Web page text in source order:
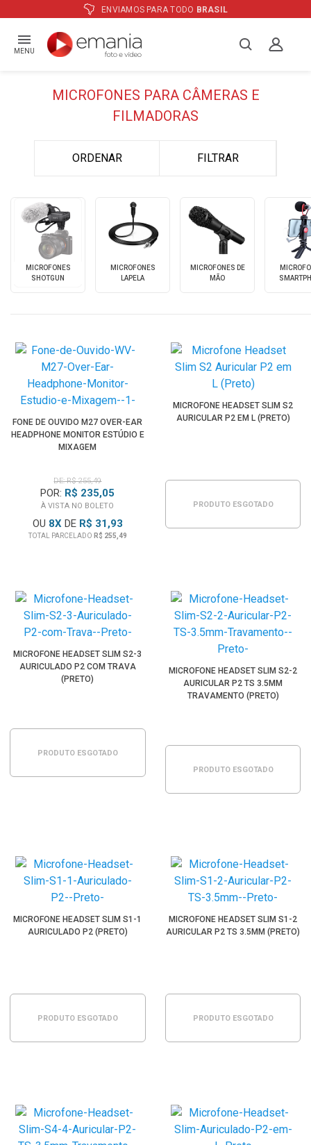
ENVIAMOS PARA TODO BRASIL
MENU
MICROFONES PARA CÂMERAS E
FILMADORAS
ORDENAR FILTRAR
MICROFONES
SHOTGUN
MICROFONES
LAPELA
MICROFONES DE
MÃO
FONE DE OUVIDO M27 OVER-EAR
HEADPHONE MONITOR ESTÚDIO E
MIXAGEM
DE: R$ 255,49
POR: R$ 235,05
À VISTA NO BOLETO
OU 8XDE R$ 31,93
TOTAL PARCELADO R$ 255,49
MICROFONE HEADSET SLIM S2
AURICULAR P2 EM L (PRETO)
PRODUTO ESGOTADO
MICROFONE HEADSET SLIM S2-3
AURICULADO P2 COM TRAVA
(PRETO)
PRODUTO ESGOTADO
MICROFONE HEADSET SLIM S2-2
AURICULAR P2 TS 3.5MM
TRAVAMENTO (PRETO)
PRODUTO ESGOTADO
MICROFONE HEADSET SLIM S1-1
AURICULADO P2 (PRETO)
PRODUTO ESGOTADO
MICROFONE HEADSET SLIM S1-2
AURICULAR P2 TS 3.5MM (PRETO)
PRODUTO ESGOTADO